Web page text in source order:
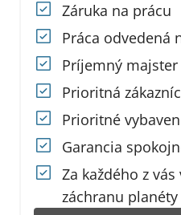
Záruka na prácu
Práca odvedená
Príjemný
Prioritná
Prioritné
Garancia
Za každého z
záchranu planéty